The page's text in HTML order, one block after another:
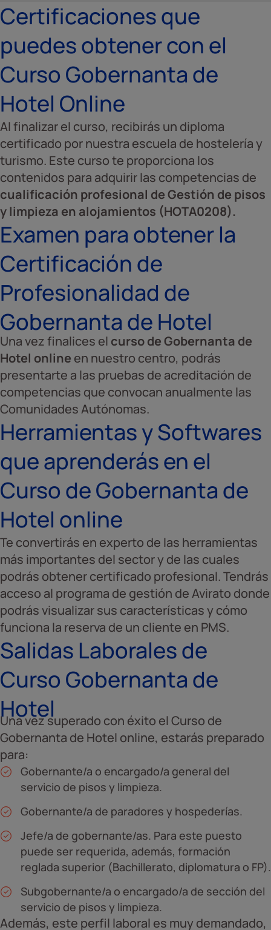
Certificaciones que
puedes obtener con el
Curso Gobernanta de
Hotel Online
Al finalizar el curso, recibirás un diploma
certificado por nuestra escuela de hostelería y
turismo. Este curso te proporciona los
contenidos para adquirir las competencias de
cualificación profesional de Gestión de pisos
y limpieza en alojamientos (HOTA0208).
Examen para obtener la
Certificación de
Profesionalidad de
Gobernanta de Hotel
Una vez finalices el curso de Gobernanta de
Hotel online en nuestro centro, podrás
presentarte a las pruebas de acreditación de
competencias que convocan anualmente las
Comunidades Autónomas.
Herramientas y Softwares
que aprenderás en el
Curso de Gobernanta de
Hotel online
Te convertirás en experto de las herramientas
más importantes del sector y de las cuales
podrás obtener certificado profesional. Tendrás
acceso al programa de gestión de Avirato donde
podrás visualizar sus características y cómo
funciona la reserva de un cliente en PMS.
Salidas Laborales de
Curso Gobernanta de
Hotel
Una vez superado con éxito el Curso de
Gobernanta de Hotel online, estarás preparado
para:
Gobernante/a o encargado/a general del
servicio de pisos y limpieza.
Gobernante/a de paradores y hospederías.
Jefe/a de gobernante/as. Para este puesto
puede ser requerida, además, formación
reglada superior (Bachillerato, diplomatura o FP).
Subgobernante/a o encargado/a de sección del
servicio de pisos y limpieza.
Además, este perfil laboral es muy demandado,